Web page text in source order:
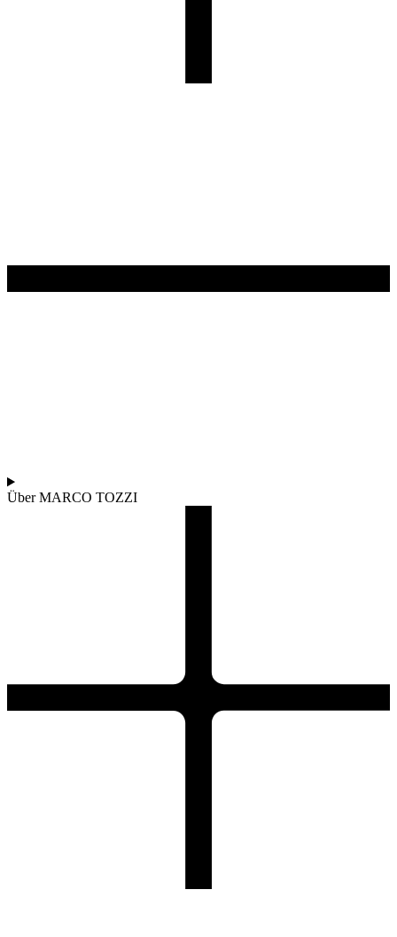
Über MARCO TOZZI